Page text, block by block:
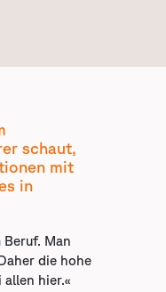
schaut,
mit
in
Beruf. Man
die hohe
hier.«